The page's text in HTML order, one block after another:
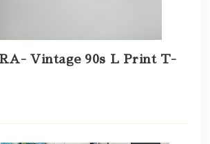
Vintage 90s L Print T-